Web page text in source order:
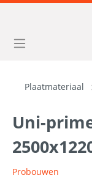
Plaatmateriaal
Uni-
Probouwen